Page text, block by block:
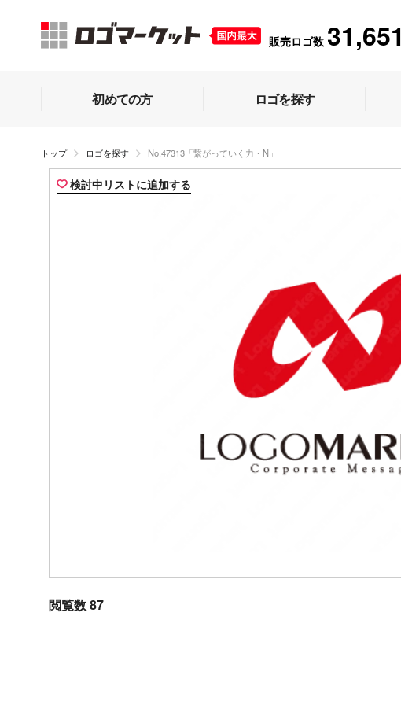
販売ロゴ数 31,651
初めての方 ロゴを探す
トップ ロゴを探す No.47313「繋がっていく力・N」
検討中リストに追加する
閲覧数 87